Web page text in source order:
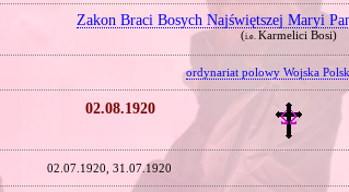
Zakon Braci Bosych Najświętszej Maryi
(i.e. Karmelici Bosi)
ordynariat polowy Wojska
02.08.1920
02.07.1920, 31.07.1920